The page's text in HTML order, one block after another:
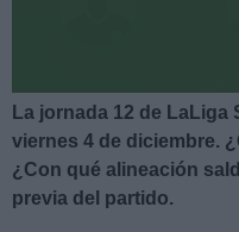
La jornada 12 de LaLiga
viernes 4 de diciembre.
¿Con qué alineación
previa del partido.